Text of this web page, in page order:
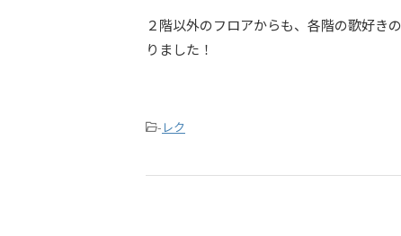
２階以外のフロアからも、各階の歌好き
りました！
- レク